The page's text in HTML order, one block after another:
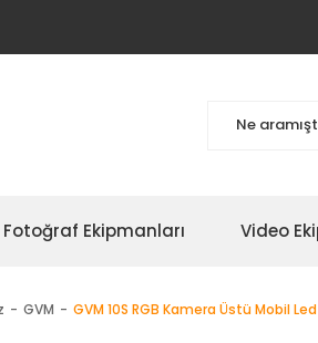
Fotoğraf Ekipmanları Video
GVM GVM 10S RGB Kamera Üstü Mobil